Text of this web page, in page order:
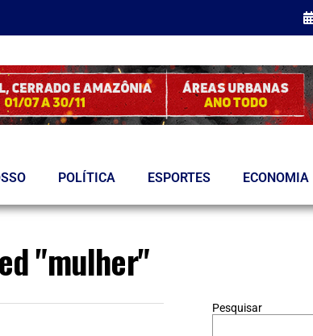
POLÍTICA ESPORTES ECONOMIA
"mulher"
Pesquisar